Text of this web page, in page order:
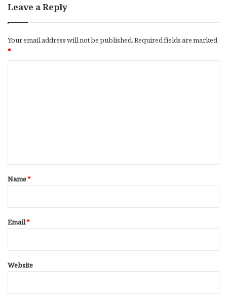
Leave a Reply
Your email address will not be published.Required fields are marked
*
*
Name*
Email*
Website